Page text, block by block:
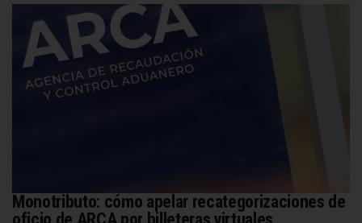
Monotributo: cómo apelar recategorizaciones de